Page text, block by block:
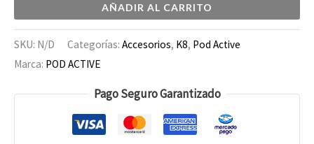
AÑADIR AL CARRITO
SKU: N/D Categorías: Accesorios, K8, Pod Active
Marca: POD ACTIVE
Pago Seguro Garantizado